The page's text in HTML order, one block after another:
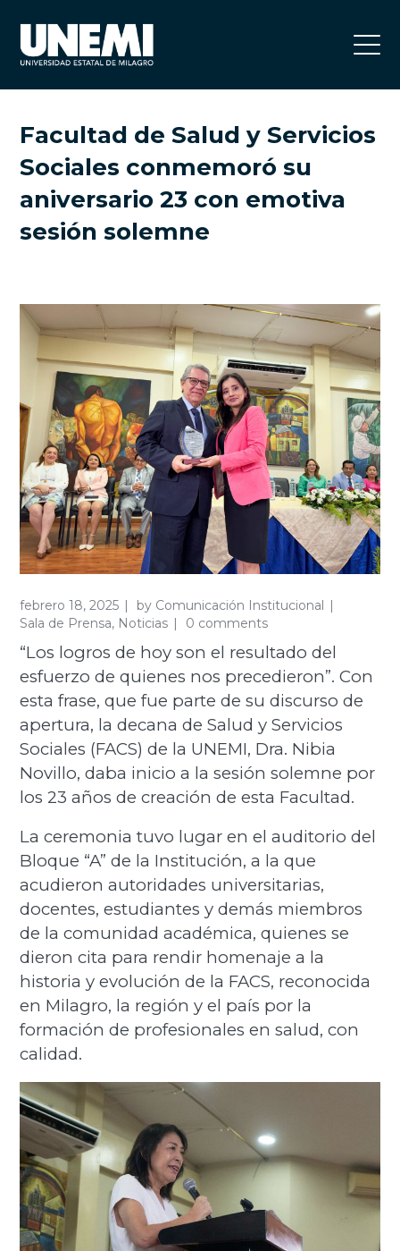
Facultad de Salud y Servicios
Sociales conmemoró su
aniversario 23 con emotiva
sesión solemne
febrero 18, 2025 by Comunicación Institucional
Sala de Prensa, Noticias 0 comments
“Los logros de hoy son el resultado del
esfuerzo de quienes nos precedieron”. Con
esta frase, que fue parte de su discurso de
apertura, la decana de Salud y Servicios
Sociales (FACS) de la UNEMI, Dra. Nibia
Novillo, daba inicio a la sesión solemne por
los 23 años de creación de esta Facultad.
La ceremonia tuvo lugar en el auditorio del
Bloque “A” de la Institución, a la que
acudieron autoridades universitarias,
docentes, estudiantes y demás miembros
de la comunidad académica, quienes se
dieron cita para rendir homenaje a la
historia y evolución de la FACS, reconocida
en Milagro, la región y el país por la
formación de profesionales en salud, con
calidad.